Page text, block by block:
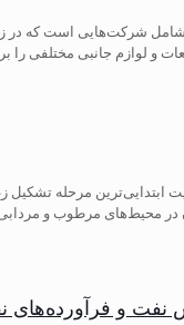
شرکت‌هایی است که در
و لوازم جانبی مختلفی را
ابتدایی‌ترین مرحله
در محیط‌های مرطوب و
و فرآورده‌های